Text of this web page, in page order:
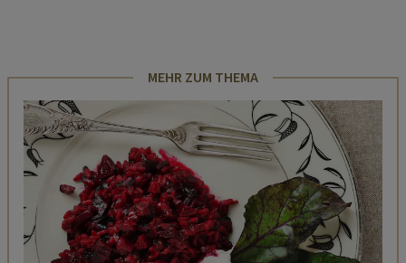
MEHR ZUM THEMA